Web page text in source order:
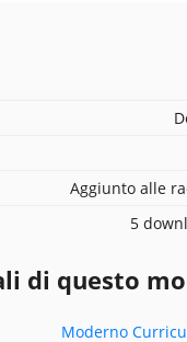
Aggiunto alle
5
di questo
Moderno